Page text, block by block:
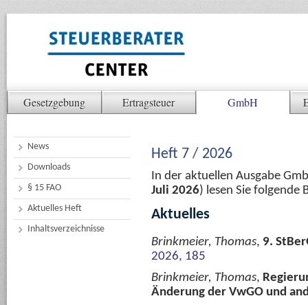
Gesetzgebung Ertragsteuer GmbH
News
Downloads
§ 15 FAO
Aktuelles Heft
Inhaltsverzeichnisse
Heft 7 / 2026
In der aktuellen Ausgabe
Juli 2026) lesen Sie folgende
Aktuelles
Brinkmeier, Thomas, 9.
2026, 185
Brinkmeier, Thomas,
Änderung der VwGO und